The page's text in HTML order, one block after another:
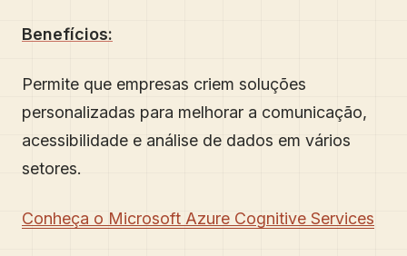
Benefícios:
Permite que empresas criem soluções
personalizadas para melhorar a comunicação,
acessibilidade e análise de dados em vários
setores.
Conheça o Microsoft Azure Cognitive Services